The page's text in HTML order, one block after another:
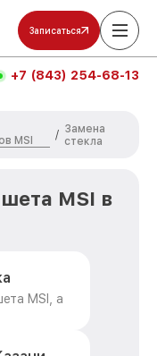
Записаться
+7 (843) 254-68-13
MSI
/ Замена
стекла
MSI в
MSI, а